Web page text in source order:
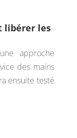
libérer les
approche
des mains
ensuite testé